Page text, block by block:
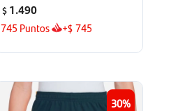
$ 1.490
745 Puntos +$ 745
30